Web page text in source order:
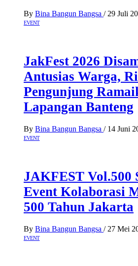
By Bina Bangun Bangsa / 29 Juli
EVENT
JakFest 2026
Antusias Warga,
Pengunjung
Lapangan Banteng
By Bina Bangun Bangsa / 14 Juni
EVENT
JAKFEST Vol.500
Event Kolaborasi
500 Tahun Jakarta
By Bina Bangun Bangsa / 27 Mei
EVENT